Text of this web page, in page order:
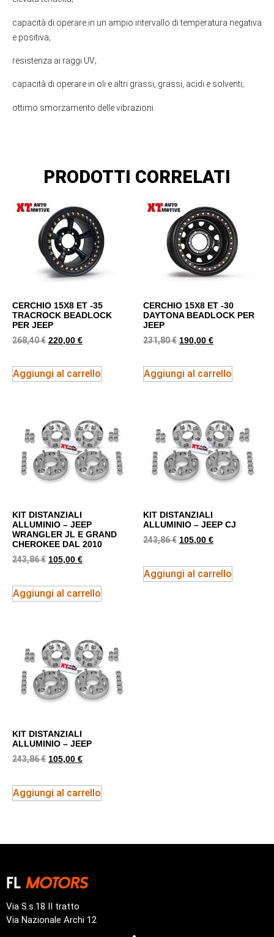
capacità di operare in un ampio intervallo di temperatura negativa
e positiva;
resistenza ai raggi UV;
capacità di operare in oli e altri grassi, grassi, acidi e solventi;
ottimo smorzamento delle vibrazioni.
PRODOTTI CORRELATI
CERCHIO 15X8 ET -35
TRACROCK BEADLOCK
PER JEEP
268,40€ 220,00 €
Aggiungi al carrello
CERCHIO 15X8 ET -30
DAYTONA BEADLOCK PER
JEEP
231,80€ 190,00 €
Aggiungi al carrello
KIT DISTANZIALI
ALLUMINIO – JEEP
WRANGLER JL E GRAND
CHEROKEE DAL 2010
243,86€ 105,00 €
Aggiungi al carrello
KIT DISTANZIALI
ALLUMINIO – JEEP CJ
243,86€ 105,00 €
Aggiungi al carrello
KIT DISTANZIALI
ALLUMINIO – JEEP
243,86€ 105,00 €
Aggiungi al carrello
Via S.s.18 II tratto
Via Nazionale Archi 12